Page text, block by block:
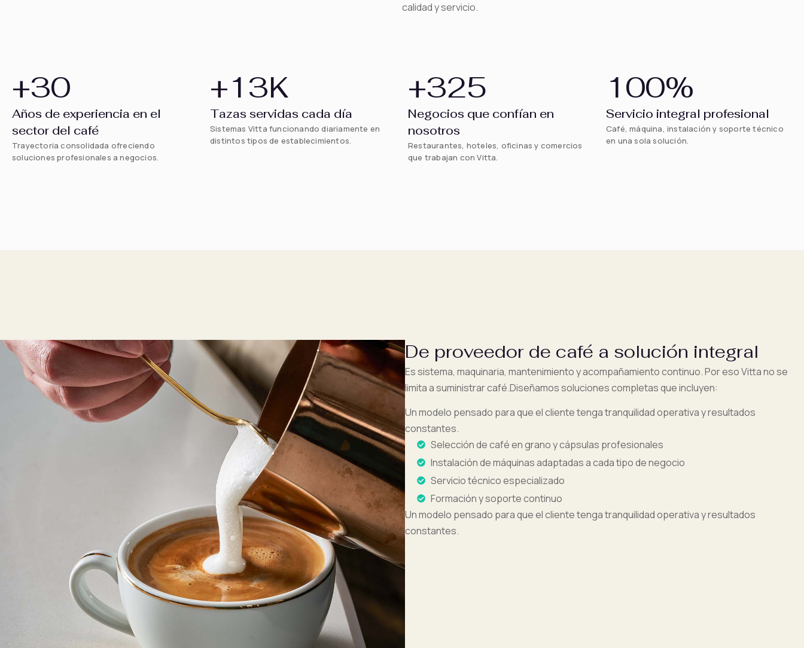
calidad y servicio.
+30
Años de experiencia en el
sector del café
Trayectoria consolidada ofreciendo
soluciones profesionales a negocios.
+13K
Tazas servidas cada día
Sistemas Vitta funcionando diariamente en
distintos tipos de establecimientos.
+325
Negocios que confían en
nosotros
Restaurantes, hoteles, oficinas y comercios
que trabajan con Vitta.
100%
Servicio integral profesional
Café, máquina, instalación y soporte técnico
en una sola solución.
De proveedor de café a solución integral
Es sistema, maquinaria, mantenimiento y acompañamiento continuo. Por eso Vitta no se
limita a suministrar café.Diseñamos soluciones completas que incluyen:
Un modelo pensado para que el cliente tenga tranquilidad operativa y resultados
constantes.
Selección de café en grano y cápsulas profesionales
Instalación de máquinas adaptadas a cada tipo de negocio
Servicio técnico especializado
Formación y soporte continuo
Un modelo pensado para que el cliente tenga tranquilidad operativa y resultados
constantes.